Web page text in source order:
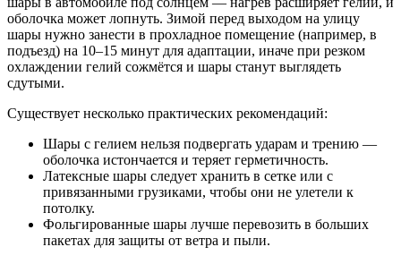
оболочка может лопнуть. Зимой перед выходом на улицу
шары нужно занести в прохладное помещение (например, в
подъезд) на 10–15 минут для адаптации, иначе при резком
охлаждении гелий сожмётся и шары станут выглядеть
сдутыми.
Существует несколько практических рекомендаций:
Шары с гелием нельзя подвергать ударам и трению —
оболочка истончается и теряет герметичность.
Латексные шары следует хранить в сетке или с
привязанными грузиками, чтобы они не улетели к
потолку.
Фольгированные шары лучше перевозить в больших
пакетах для защиты от ветра и пыли.